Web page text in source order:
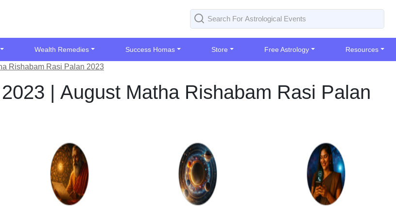
Wealth Remedies Success Homas Store Free Astrology Resources
Rishabam Rasi Palan 2023
| August Matha Rishabam Rasi Palan